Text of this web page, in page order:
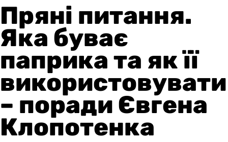
Пряні питання.
Яка буває
паприка та як її
використовувати
– поради Євгена
Клопотенка